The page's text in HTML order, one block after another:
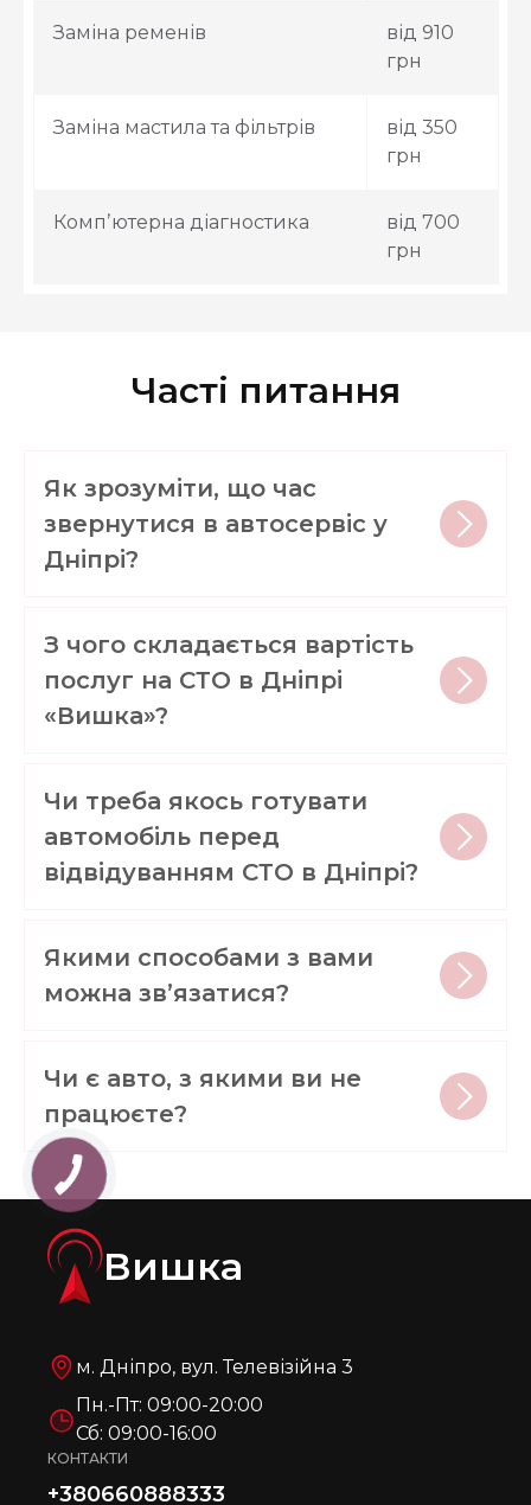
Заміна ременів
від 910
грн
Заміна мастила та фільтрів
від 350
грн
Компʼютерна діагностика
від 700
грн
Часті питання
Як зрозуміти, що час
звернутися в автосервіс у
Дніпрі?
З чого складається вартість
послуг на СТО в Дніпрі
«Вишка»?
Чи треба якось готувати
автомобіль перед
відвідуванням СТО в Дніпрі?
Якими способами з вами
можна звʼязатися?
Чи є авто, з якими ви не
працюєте?
Вишка
м. Дніпро, вул. Телевізійна 3
Пн.-Пт: 09:00-20:00
Сб: 09:00-16:00
КОНТАКТИ
+380660888333